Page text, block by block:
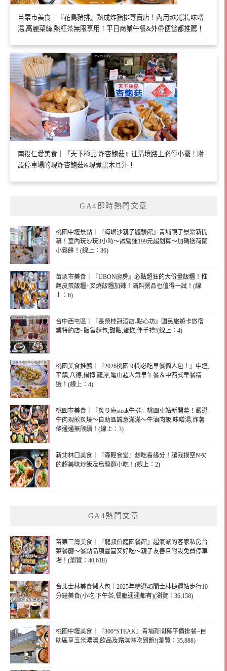
苗栗市美食｜『花鳥豬排』熟成炸豬排專賣店！內用越光米,味噌
湯,高麗菜絲,熱紅茶無限享用！平日商業午餐&外帶便當都推薦！
南投仁愛美食｜『天下極品 炸杏鮑菇』往清境路上必停小攤！附
設停車場的現炸杏鮑菇&現煮黑木耳汁！
GA4即時熱門文章
桃園中壢景點｜『海嶼沙親子體驗館』青埔親子景點新開
幕！室內玩沙玩3小時～試營運199元超划算～加碼送荷蘭
小鬆餅！(線上：36)
苗栗市美食｜『UBON廚房』必點超狂的大份量飯糰！推
薦皮蛋飯糰+叉燒飯糰加辣！滿料粥品也值得一試！(線
上：6)
台中西屯區｜『長榮桂冠酒店-點心坊』國民旅遊卡旅宿
業特約店~販售麵包,甜點,蛋糕,伴手禮!(線上：4)
桃園美食推薦｜『2026桃園30間必吃早餐懶人包！』中壢,
平鎮,八德,楊梅,龍潭,龜山超人氣早午餐＆中西式早餐精
選！(線上：4)
桃園市美食｜『炙り庵steak牛排』桃園車站新開幕！嚴選
牛肉現煎炙燒～自助區誠意滿滿～牛滷肉飯,味噌湯,炸薯
條通通無限續！(線上：3)
新北林口美食｜『森輕食堂』想吃看緣分！讓我撲空N次
的超美味炒飯及烏龍麵小吃！(線上：2)
GA4熱門文章
苗栗三灣美食｜『龍叔伯庭園餐館』超氣派的客家私房台
菜餐廳～餐點品項豐富又好吃～親子友善且附設免費停車
場！(瀏覽：40,618)
台北士林美食懶人包｜2025年精選45間士林捷運站步行10
分鐘美食(小吃,下午茶,餐廳通通都有)(瀏覽：36,158)
桃園中壢美食｜『300°STEAK』青埔新開幕平價排餐~自
助區享玉米濃湯,飲品及霜淇淋吃到飽!(瀏覽：35,888)